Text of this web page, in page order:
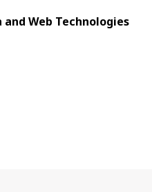
and Web Technologies